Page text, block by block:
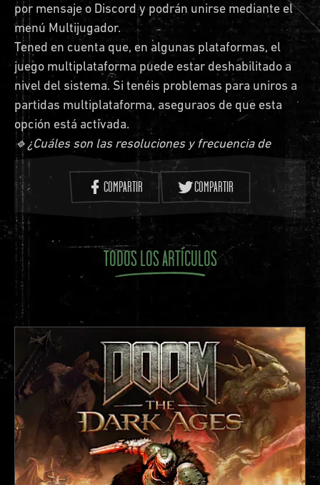
por mensaje o Discord y podrán unirse mediante el
menú Multijugador.
Tened en cuenta que, en algunas plataformas, el
juego multiplataforma puede estar deshabilitado a
nivel del sistema. Si tenéis problemas para uniros a
partidas multiplataforma, aseguraos de que esta
opción está activada.
🔹¿Cuáles son las resoluciones y frecuencia de
fotogramas de cada plataforma?
PC: Resolución máxima admitida por tarjeta
gráfica o pantalla (compatible con varias
resoluciones de pantalla)
Nintendo Switch: 720p a 60 FPS (portátil), 1080p
a 60 FPS (en base)
PlayStation 4: 1080p a 60 FPS
PlayStation 4 Pro: 4K nativo a 60 FPS
Xbox One: 1080p a 60 FPS
Xbox One X: 4K nativo 60 FPS
PlayStation 5: 4K nativo a 120 FPS
Xbox Series X|S: 4K nativo a 120 FPS
🔹¿Necesito una conexión constante a Internet para
jugar?
Heretic + Hexen solo requiere conexión a Internet
COMPARTIR COMPARTIR
TODOS LOS ARTÍCULOS